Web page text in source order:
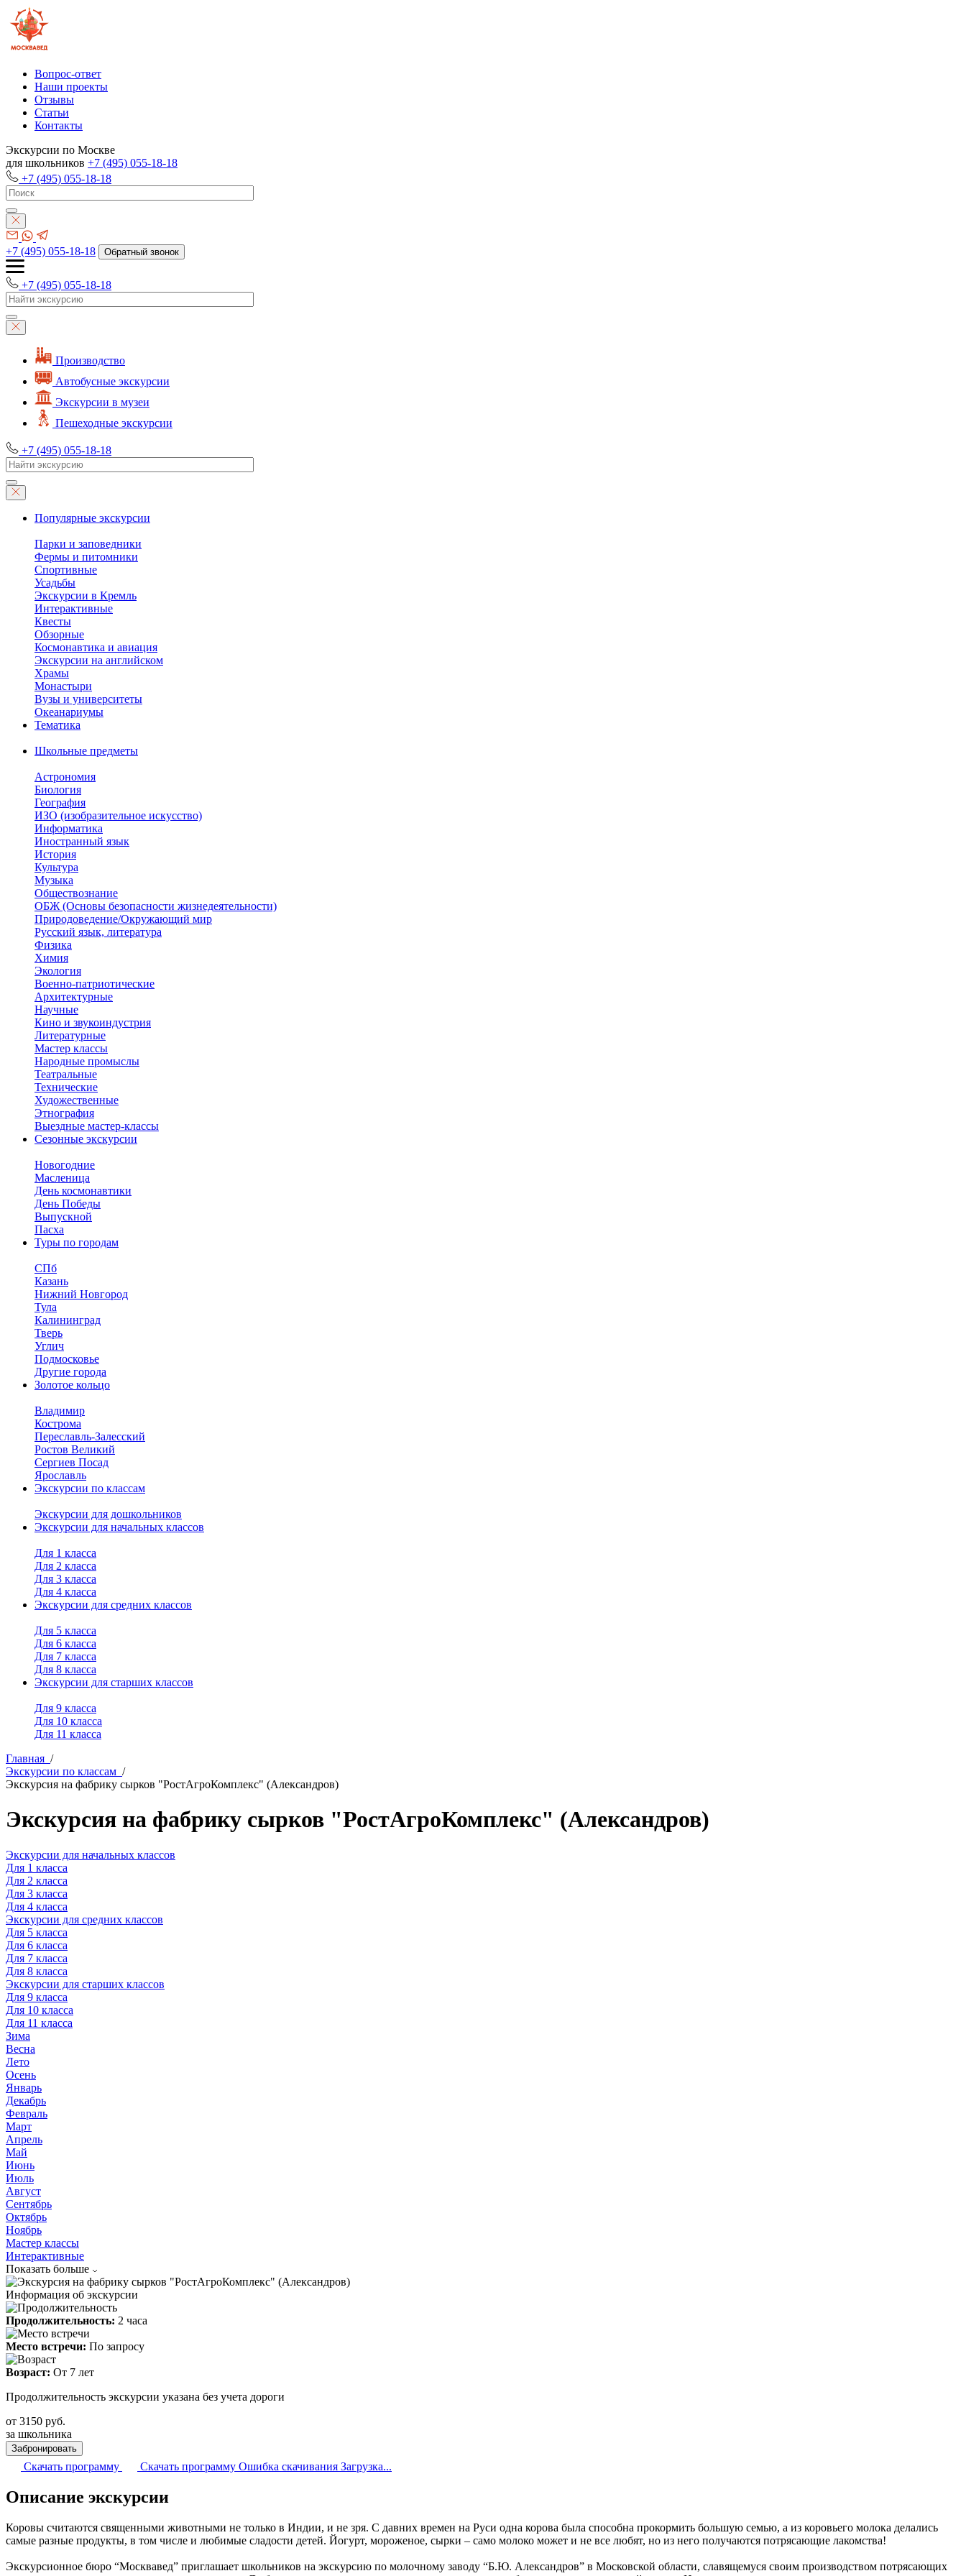
Вопрос-ответ
Наши проекты
Отзывы
Статьи
Контакты
Экскурсии по Москве
для школьников +7 (495) 055-18-18
+7 (495) 055-18-18
+7 (495) 055-18-18 Обратный звонок
+7 (495) 055-18-18
Производство
Автобусные экскурсии
Экскурсии в музеи
Пешеходные экскурсии
+7 (495) 055-18-18
Популярные экскурсии
Парки и заповедники
Фермы и питомники
Спортивные
Усадьбы
Экскурсии в Кремль
Интерактивные
Квесты
Обзорные
Космонавтика и авиация
Экскурсии на английском
Храмы
Монастыри
Вузы и университеты
Океанариумы
Тематика
Школьные предметы
Астрономия
Биология
География
ИЗО (изобразительное искусство)
Информатика
Иностранный язык
История
Культура
Музыка
Обществознание
ОБЖ (Основы безопасности жизнедеятельности)
Природоведение/Окружающий мир
Русский язык, литература
Физика
Химия
Экология
Военно-патриотические
Архитектурные
Научные
Кино и звукоиндустрия
Литературные
Мастер классы
Народные промыслы
Театральные
Технические
Художественные
Этнография
Выездные мастер-классы
Сезонные экскурсии
Новогодние
Масленица
День космонавтики
День Победы
Выпускной
Пасха
Туры по городам
СПб
Казань
Нижний Новгород
Тула
Калининград
Тверь
Углич
Подмосковье
Другие города
Золотое кольцо
Владимир
Кострома
Переславль-Залесский
Ростов Великий
Сергиев Посад
Ярославль
Экскурсии по классам
Экскурсии для дошкольников
Экскурсии для начальных классов
Для 1 класса
Для 2 класса
Для 3 класса
Для 4 класса
Экскурсии для средних классов
Для 5 класса
Для 6 класса
Для 7 класса
Для 8 класса
Экскурсии для старших классов
Для 9 класса
Для 10 класса
Для 11 класса
Главная /
Экскурсии по классам /
Экскурсия на фабрику сырков "РостАгроКомплекс" (Александров)
Экскурсия на фабрику сырков "РостАгроКомплекс" (Александров)
Экскурсии для начальных классов
Для 1 класса
Для 2 класса
Для 3 класса
Для 4 класса
Экскурсии для средних классов
Для 5 класса
Для 6 класса
Для 7 класса
Для 8 класса
Экскурсии для старших классов
Для 9 класса
Для 10 класса
Для 11 класса
Зима
Весна
Лето
Осень
Январь
Декабрь
Февраль
Март
Апрель
Май
Июнь
Июль
Август
Сентябрь
Октябрь
Ноябрь
Мастер классы
Интерактивные
Показать больше
Информация об экскурсии
Продолжительность: 2 часа
Место встречи: По запросу
Возраст: От 7 лет
Продолжительность экскурсии указана без учета дороги
от 3150 руб.
за школьника
Забронировать
Скачать программу Скачать программу Ошибка скачивания Загрузка...
Описание экскурсии
Коровы считаются священными животными не только в Индии, и не зря. С давних времен на Руси одна корова была способна прокормить большую семью, а из коровьего молока делались
самые разные продукты, в том числе и любимые сладости детей. Йогурт, мороженое, сырки – само молоко может и не все любят, но из него получаются потрясающие лакомства!
Экскурсионное бюро “Москвавед” приглашает школьников на экскурсию по молочному заводу “Б.Ю. Александров” в Московской области, славящемуся своим производством потрясающих